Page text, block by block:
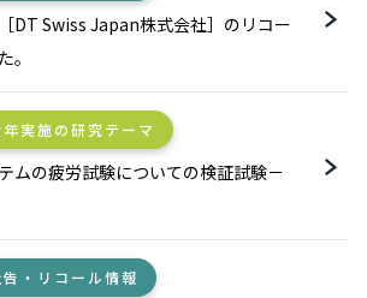
DT Swiss Japan株式会社］のリコー
。
実施の研究テーマ
ムの疲労試験についての検証試験－
告・リコール情報